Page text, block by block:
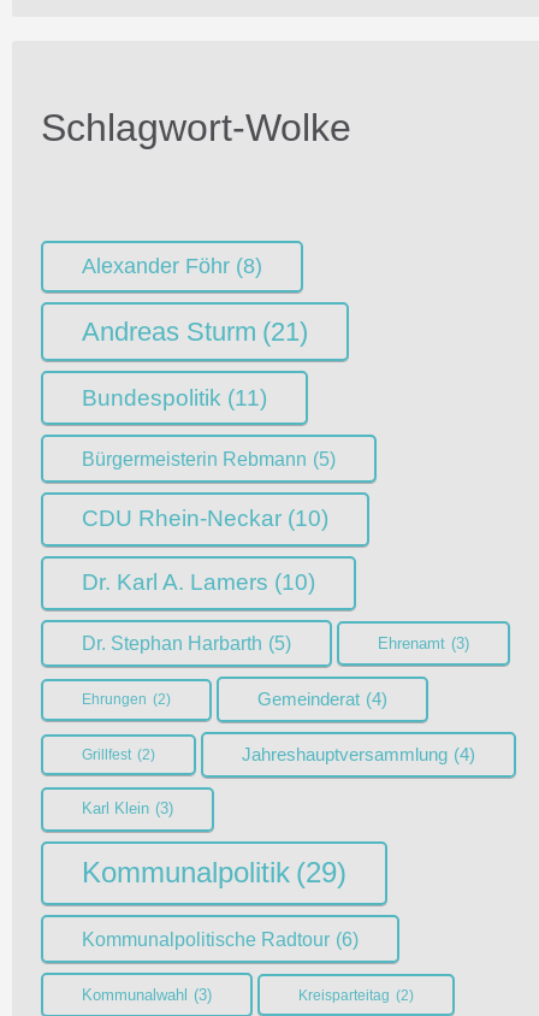
Schlagwort-Wolke
Alexander Föhr (8)
Andreas Sturm (21)
Bundespolitik (11)
Bürgermeisterin Rebmann (5)
CDU Rhein-Neckar (10)
Dr. Karl A. Lamers (10)
Dr. Stephan Harbarth (5) Ehrenamt (3)
Ehrungen (2) Gemeinderat (4)
Grillfest (2) Jahreshauptversammlung (4)
Karl Klein (3)
Kommunalpolitik (29)
Kommunalpolitische Radtour (6)
Kommunalwahl (3) Kreisparteitag (2)